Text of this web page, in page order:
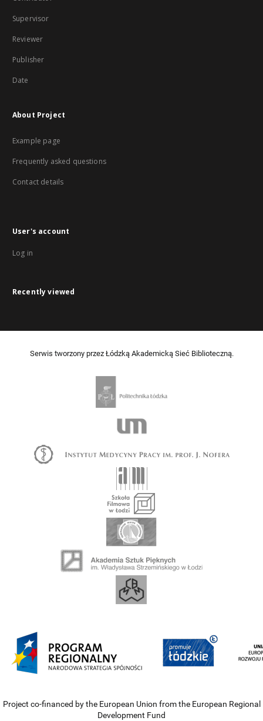
Supervisor
Reviewer
Publisher
Date
About Project
Example page
Frequently asked questions
Contact details
User's account
Log in
Recently viewed
Serwis tworzony przez Łódzką Akademicką Sieć Biblioteczną.
Project co-financed by the European Union from the European Regional
Development Fund